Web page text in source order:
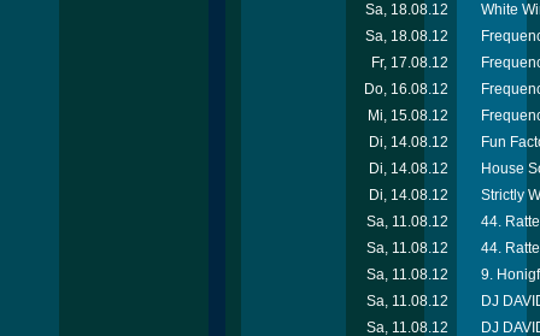
Sa, 18.08.12
White
Sa, 18.08.12
Fr, 17.08.12
Do, 16.08.12
Mi, 15.08.12
Di, 14.08.12
Fun
Di, 14.08.12
House
Di, 14.08.12
Strictly
Sa, 11.08.12
44.
Sa, 11.08.12
44.
Sa, 11.08.12
9.
Sa, 11.08.12
DJ
Sa, 11.08.12
DJ